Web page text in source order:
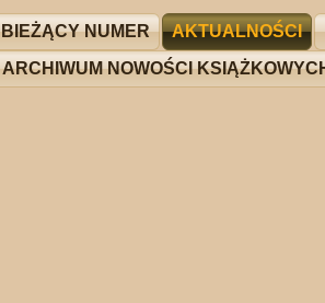
BIEŻĄCY NUMER AKTUALNOŚCI
ARCHIWUM NOWOŚCI